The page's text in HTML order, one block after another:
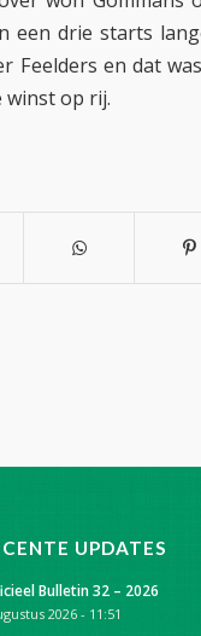
een drie starts
Feelders en dat
winst op rij.
UPDATES
Bulletin 32 – 2026
2026 - 11:51